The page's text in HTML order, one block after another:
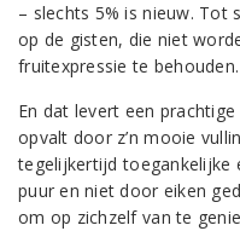
– slechts 5% is nieuw. Tot
op de gisten, die niet
fruitexpressie te behouden.
En dat levert een
opvalt door z’n mooie
tegelijkertijd toegankelijke
puur en niet door eiken
om op zichzelf van te